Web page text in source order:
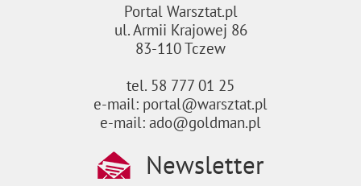
Portal Warsztat.pl
ul. Armii Krajowej 86
83-110 Tczew
tel. 58 777 01 25
e-mail: portal@warsztat.pl
e-mail: ado@goldman.pl
Newsletter